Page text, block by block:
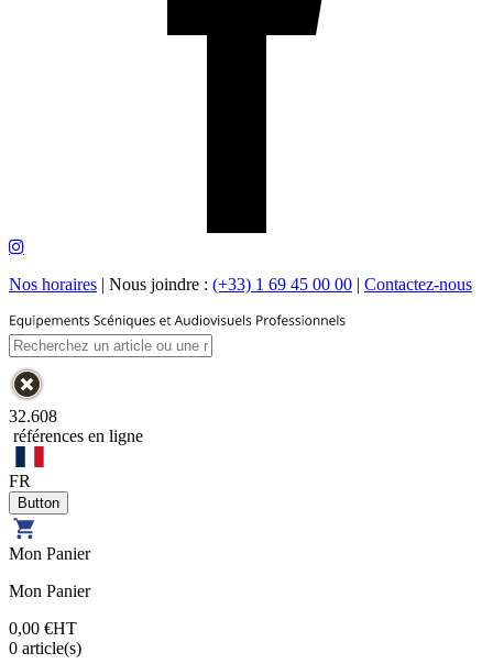
Nos horaires | Nous joindre : (+33) 1 69 45 00 00 | Contactez-nous
32.608
références en ligne
FR
Mon Panier
Mon Panier
0,00 €HT
0 article(s)